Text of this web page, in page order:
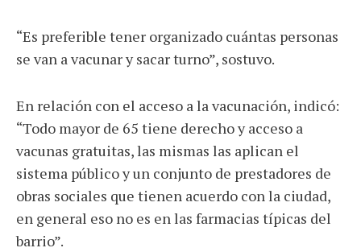
“Es preferible tener organizado cuántas personas
se van a vacunar y sacar turno”, sostuvo.
En relación con el acceso a la vacunación, indicó:
“Todo mayor de 65 tiene derecho y acceso a
vacunas gratuitas, las mismas las aplican el
sistema público y un conjunto de prestadores de
obras sociales que tienen acuerdo con la ciudad,
en general eso no es en las farmacias típicas del
barrio”.